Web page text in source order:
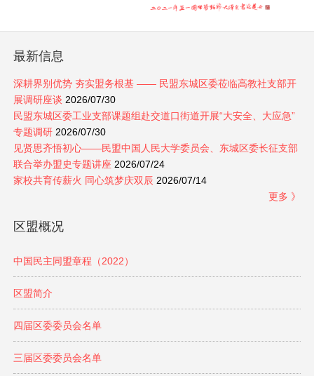
最新信息
深耕界别优势 夯实盟务根基 —— 民盟东城区委莅临高教社支部开
展调研座谈 2026/07/30
民盟东城区委工业支部课题组赴交道口街道开展“大安全、大应急”
专题调研2026/07/30
见贤思齐悟初心——民盟中国人民大学委员会、东城区委长征支部
联合举办盟史专题讲座 2026/07/24
家校共育传薪火 同心筑梦庆双辰 2026/07/14
更多 》
区盟概况
中国民主同盟章程（2022）
区盟简介
四届区委委员会名单
三届区委委员会名单